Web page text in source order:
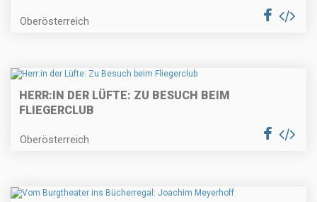
Oberösterreich
HERR:IN DER LÜFTE: ZU BESUCH BEIM
FLIEGERCLUB
Oberösterreich